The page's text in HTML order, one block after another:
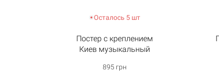
Осталось 5 шт
Постер с креплением
Киев музыкальный
895 грн